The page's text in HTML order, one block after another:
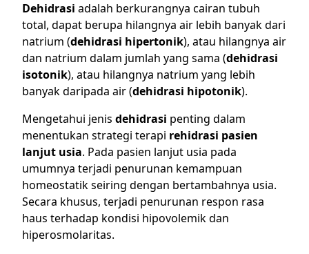
Dehidrasi adalah berkurangnya cairan tubuh
total, dapat berupa hilangnya air lebih banyak dari
natrium (dehidrasi hipertonik), atau hilangnya air
dan natrium dalam jumlah yang sama (dehidrasi
isotonik), atau hilangnya natrium yang lebih
banyak daripada air (dehidrasi hipotonik).
Mengetahui jenis dehidrasi penting dalam
menentukan strategi terapi rehidrasi pasien
lanjut usia. Pada pasien lanjut usia pada
umumnya terjadi penurunan kemampuan
homeostatik seiring dengan bertambahnya usia.
Secara khusus, terjadi penurunan respon rasa
haus terhadap kondisi hipovolemik dan
hiperosmolaritas.